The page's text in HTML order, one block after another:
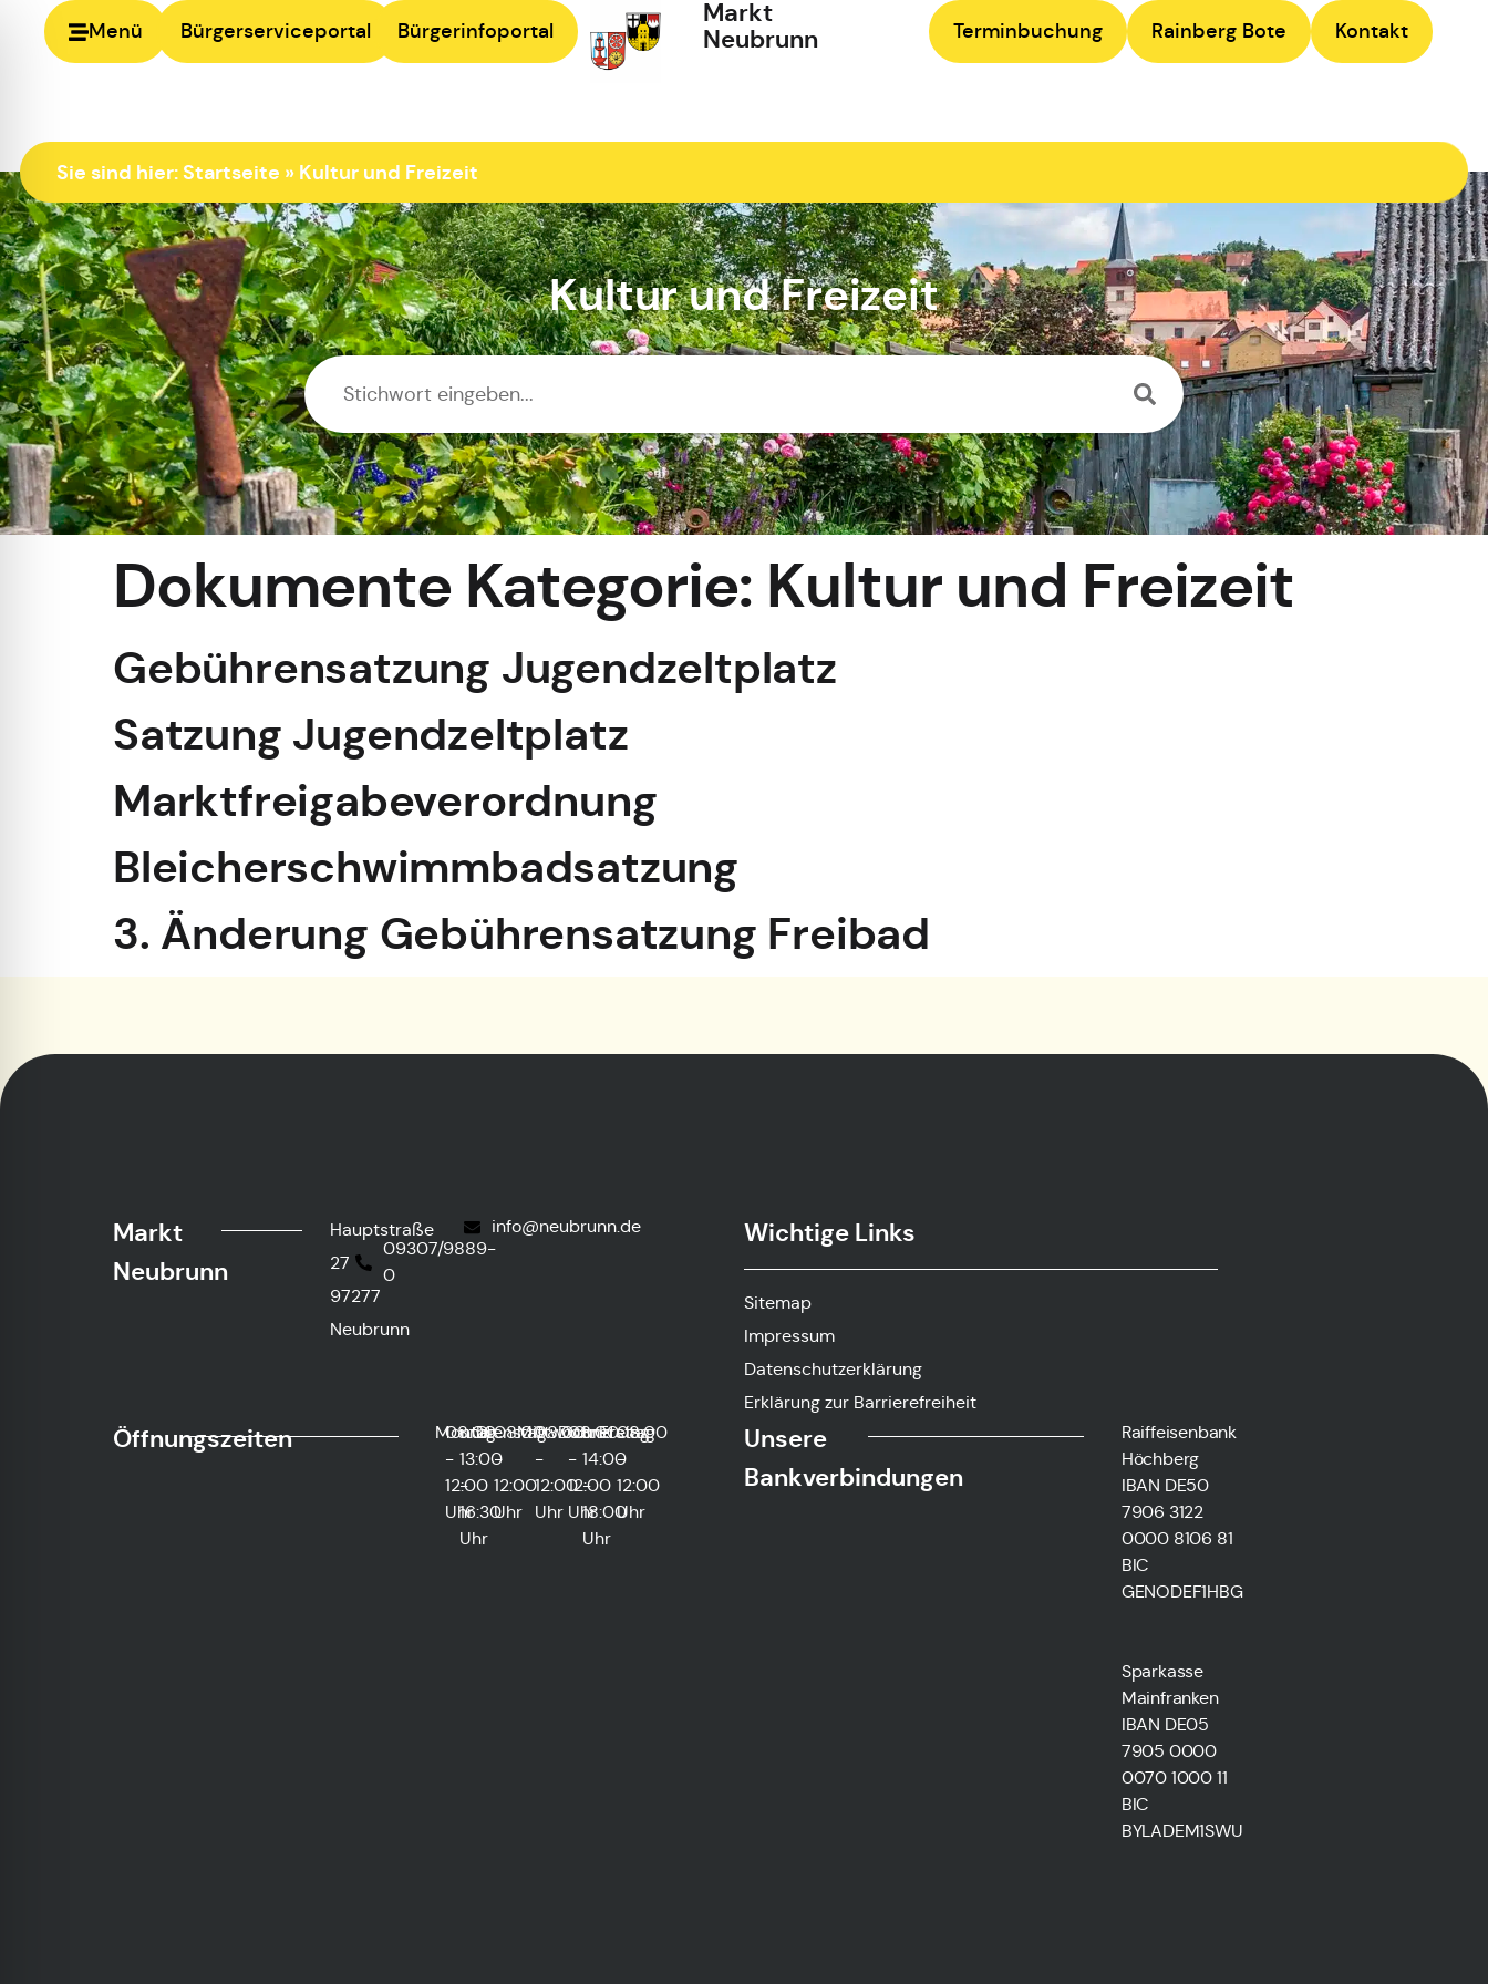
Menü Bürgerserviceportal Bürgerinfoportal
Markt
Neubrunn
Terminbuchung Rainberg Bote Kontakt
Sie sind hier:Startseite » Kultur und Freizeit
Kultur und Freizeit
Dokumente Kategorie: Kultur und Freizeit
Gebührensatzung Jugendzeltplatz
Satzung Jugendzeltplatz
Marktfreigabeverordnung
Bleicherschwimmbadsatzung
3. Änderung Gebührensatzung Freibad
Markt
Neubrunn
Hauptstraße
27
97277
Neubrunn
09307/9889-
0
info@neubrunn.de Wichtige Links
Sitemap
Impressum
Datenschutzerklärung
Erklärung zur Barrierefreiheit
Öffnungszeiten Montag
08:00
-
12:00
Uhr
und
13:00
-
16:30
Uhr
Dienstag
08:00
-
12:00
Uhr
Mittwoch
08:00
-
12:00
Uhr
Donnerstag
08:00
-
12:00
Uhr
und
14:00
-
18:00
Uhr
Freitag
08:00
-
12:00
Uhr
Unsere
Bankverbindungen
Raiffeisenbank
Höchberg
IBAN DE50
7906 3122
0000 8106 81
BIC
GENODEF1HBG
Sparkasse
Mainfranken
IBAN DE05
7905 0000
0070 1000 11
BIC
BYLADEM1SWU